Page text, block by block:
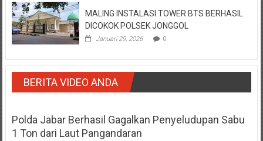
MALING INSTALASI TOWER BTS BERHASIL
DICOKOK POLSEK JONGGOL
Januari 29, 2026 0
BERITA VIDEO ANDA
Polda Jabar Berhasil Gagalkan Penyeludupan Sabu
1 Ton dari Laut Pangandaran